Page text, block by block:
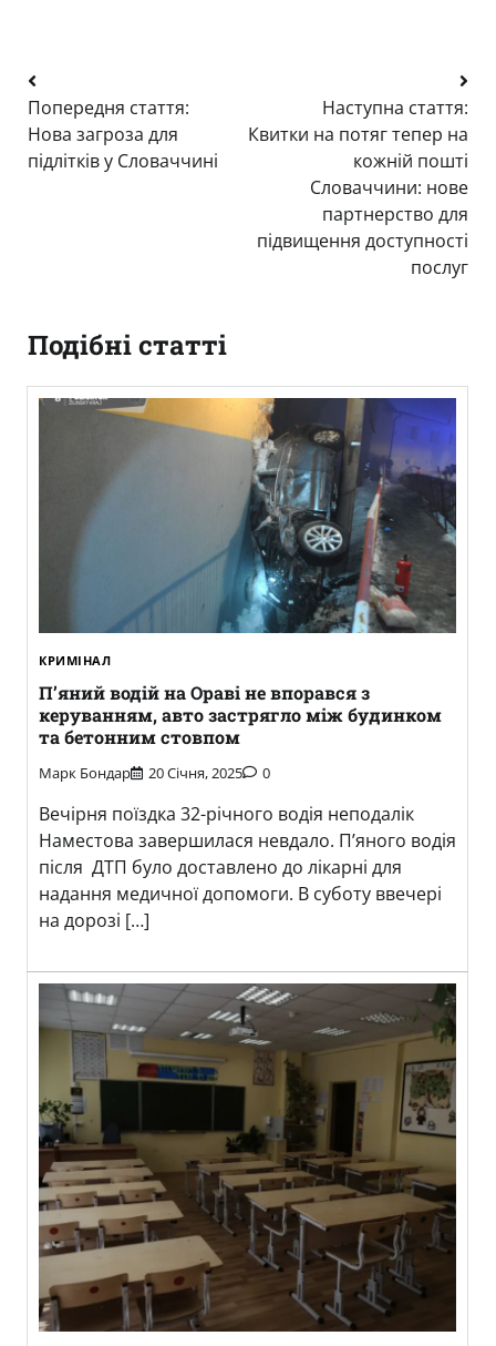
Навігація
записів
Попередня стаття:
Нова загроза для
підлітків у Словаччині
Наступна стаття:
Квитки на потяг тепер на
кожній пошті
Словаччини: нове
партнерство для
підвищення доступності
послуг
Подібні статті
КРИМІНАЛ
П’яний водій на Ораві не впорався з
керуванням, авто застрягло між будинком
та бетонним стовпом
Марк Бондар 20 Січня, 2025 0
Вечірня поїздка 32-річного водія неподалік
Наместова завершилася невдало. П’яного водія
після ДТП було доставлено до лікарні для
надання медичної допомоги. В суботу ввечері
на дорозі […]